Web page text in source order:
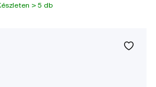
> 5 db